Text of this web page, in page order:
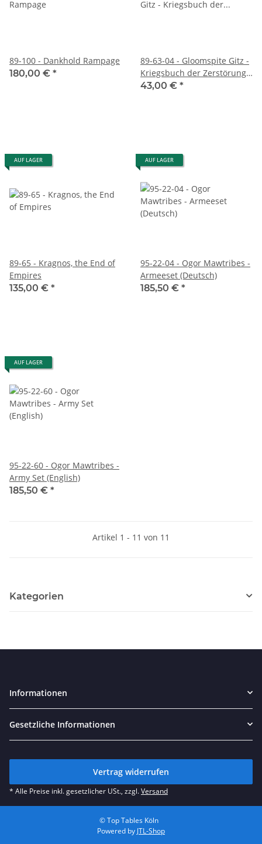
89-100 - Dankhold Rampage
180,00 € *
89-63-04 - Gloomspite Gitz -
Kriegsbuch der Zerstörung
(DEUTSCH)
43,00 € *
AUF LAGER
89-65 - Kragnos, the End of
Empires
135,00 € *
AUF LAGER
95-22-04 - Ogor Mawtribes -
Armeeset (Deutsch)
185,50 € *
AUF LAGER
95-22-60 - Ogor Mawtribes -
Army Set (English)
185,50 € *
Artikel 1 - 11 von 11
Kategorien
Informationen
Gesetzliche Informationen
Vertrag widerrufen
* Alle Preise inkl. gesetzlicher USt., zzgl.Versand
© Top Tables Köln
Powered by JTL-Shop